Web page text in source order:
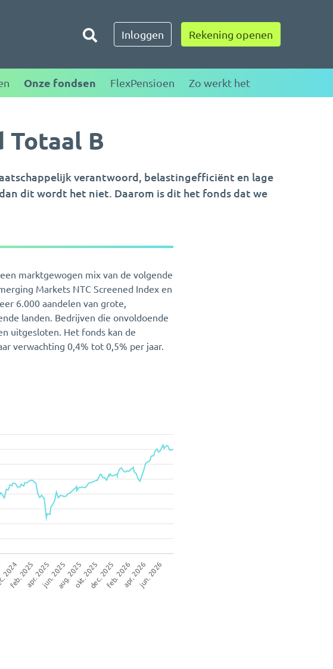
Toggle zoeken
Inloggen Rekening openen
Onze fondsen FlexPensioen Zo werkt het
Totaal B
verantwoord, belastingefficiënt en lage
dit wordt het niet. Daarom is dit het fonds dat we
marktgewogen mix van de volgende
Markets NTC Screened Index en
6.000 aandelen van grote,
landen. Bedrijven die onvoldoende
uitgesloten. Het fonds kan de
verwachting 0,4% tot 0,5% per jaar.